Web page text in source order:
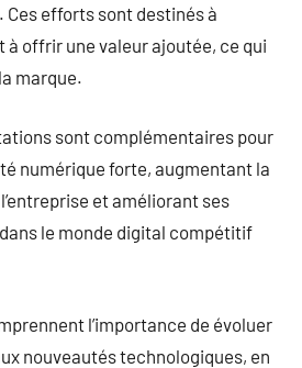
efforts sont destinés à
à offrir une valeur ajoutée, ce qui
marque.
sont complémentaires pour
numérique forte, augmentant la
et améliorant ses
le monde digital compétitif
l’importance de évoluer
nouveautés technologiques, en